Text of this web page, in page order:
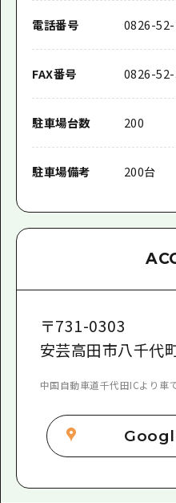
電話番号 0826-
FAX番号 0826-
駐車場台数 200
駐車場備考 200台
〒731-0303
安芸高田市八千代
中国自動車道千代田ICより車